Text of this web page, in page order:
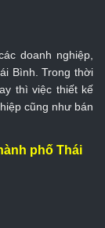
doanh nghiệp,
Bình. Trong thời
thì việc thiết kế
cũng như bán
phố Thái